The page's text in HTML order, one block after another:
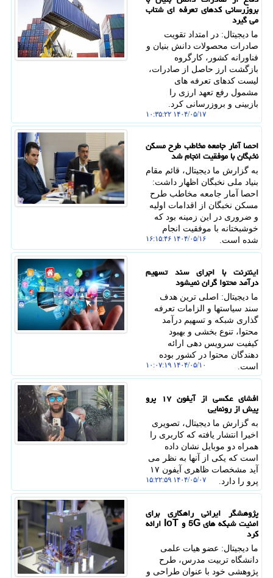
بروزرسانی کدهای تعرفه ای شتاب
می گیرد
ما دیجیتال: در امتداد تقویت
صادرات محصولات دانش بنیان و
فناورانه کشور، کارگروه
بازگشت ارز حاصل از صادرات،
لیست کدهای تعرفه های
مشمول رفع تعهد ارزی را
بازبینی و بروزرسانی کرد.
۱۴۰۴/۰۵/۱۷ ۱۰:۳۵:۲۲
احصا آمار جامعه مخاطب طرح مسکن
نخبگان با موفقیت انجام شد
به گزارش ما دیجیتال، قائم مقام
بنیاد ملی نخبگان اظهار داشت:
احصا آمار جامعه مخاطب طرح
مسکن نخبگان از اقدامات اولیه
و ضروری در این زمینه بود که
خوشبختانه با موفقیت انجام
شده است.
۱۴۰۴/۰۵/۱۶ ۱۶:۱۵:۴۶
اینترنت با اجرای سند تسهیم
درآمد محتوا گران نمیشود
ما دیجیتال: اصلی ترین هدف
سند سیاستها و الزامات تعرفه
گذاری شبکه و تسهیم درآمد
محتوا، تنوع بخشی و بهبود
کیفیت سرویس دهی ارائه
دهندگان محتوا در کشور بوده
است.
۱۴۰۴/۰۵/۱۰ ۱۰:۰۷:۱۹
افشای عکسی از آیفون ۱۷ پرو
پیش از رونمایی
به گزارش ما دیجیتال، تصویری
اخیرا انتشار یافته که کاربری را
همراه دو موبایل نشان داده
است که یکی از آنها به نظر می
آید مشخصات ظاهری آیفون ۱۷
پرو را دارد.
۱۴۰۴/۰۵/۰۷ ۱۵:۲۲:۵۹
پژوهشگر ایرانی راهکاری برای
امنیت شبکه های 5G و IoT ارائه
کرد
ما دیجیتال: عضو هیات علمی
دانشگاه تربیت مدرس، طرح
پژوهشی خود با عنوان طراحی و